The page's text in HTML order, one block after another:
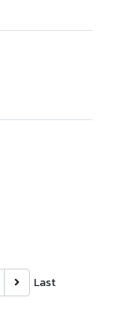
Last